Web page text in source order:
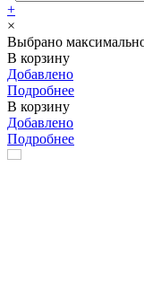
+
×
Выбрано
В корзину
Добавлено
Подробнее
В корзину
Добавлено
Подробнее